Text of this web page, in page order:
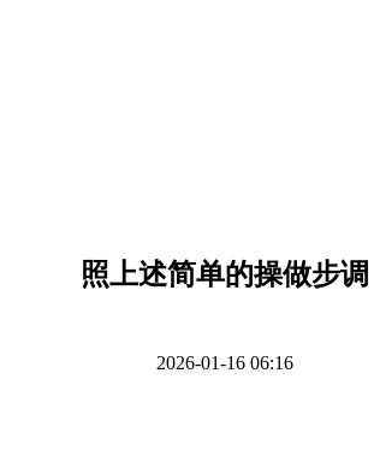
照上述简单的操做步调
2026-01-16 06:16